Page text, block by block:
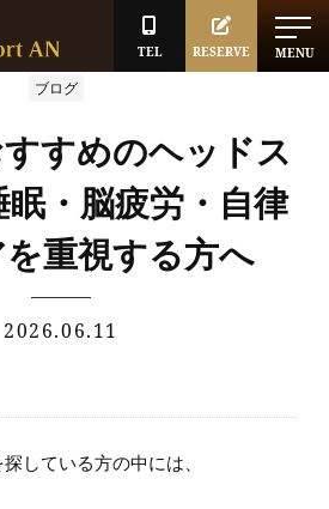
MENU
RESERVE
TEL
ブログ
すめのヘッドス
・脳疲労・自律
重視する方へ
2026.06.11
している方の中には、